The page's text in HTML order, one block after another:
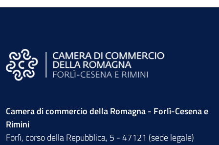
Camera di commercio della Romagna - Forlì-Cesena e
Rimini
Forlì, corso della Repubblica, 5 - 47121 (sede legale)